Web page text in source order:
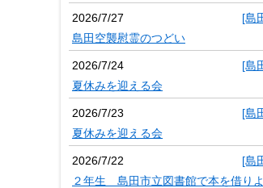
2026/7/27
[島
島田空襲慰霊のつどい
2026/7/24
[島
夏休みを迎える会
2026/7/23
[島
夏休みを迎える会
2026/7/22
[島
２年生 島田市立図書館で本を借りよ